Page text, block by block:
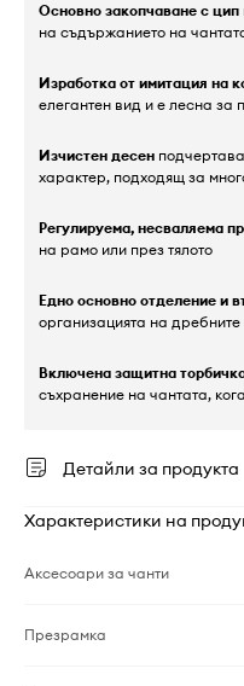
Основно закопчаване с цип
на съдържанието на
Изработка от имитация на
елегантен вид и е лесна за
Изчистен десен
характер, подходящ за
Регулируема, несваляема
на рамо или през тялото
Едно основно отделение и
организацията на
Включена защитна
съхранение на чантата,
Детайли за продукта
Характеристики на
Аксесоари за чанти
Презрамка